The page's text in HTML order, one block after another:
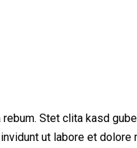
Stet clita kasd
ut labore et